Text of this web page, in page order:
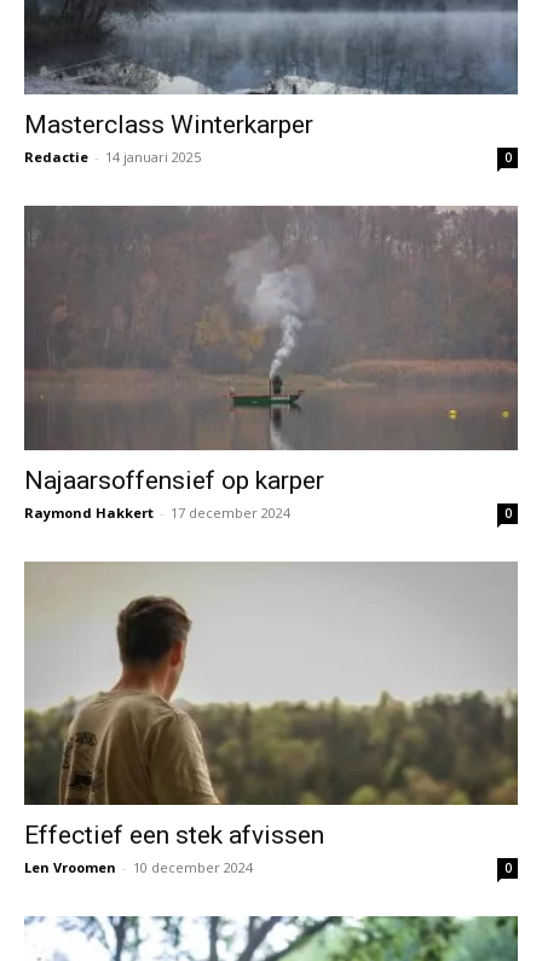
Masterclass Winterkarper
Redactie - 14 januari 2025 0
Najaarsoffensief op karper
Raymond Hakkert - 17 december 2024 0
Effectief een stek afvissen
Len Vroomen - 10 december 2024 0